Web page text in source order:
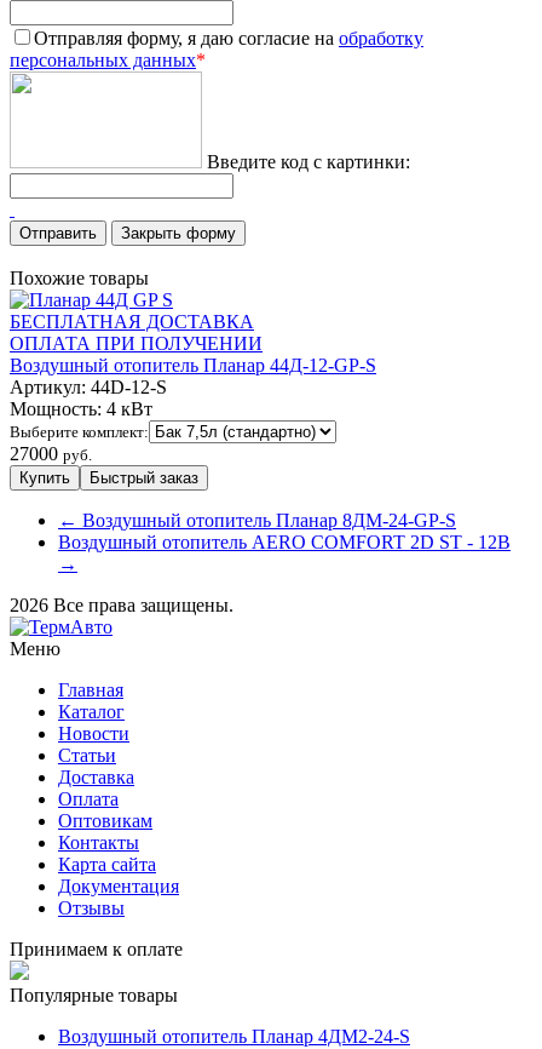
Отправляя форму, я даю согласие на обработку
персональных данных*
Введите код с картинки:
Закрыть форму
Похожие товары
БЕСПЛАТНАЯ ДОСТАВКА
ОПЛАТА ПРИ ПОЛУЧЕНИИ
Воздушный отопитель Планар 44Д-12-GP-S
Артикул: 44D-12-S
Мощность: 4 кВт
Выберите комплект:
27000 руб.
← Воздушный отопитель Планар 8ДМ-24-GP-S
Воздушный отопитель AERO COMFORT 2D ST - 12В
→
2026 Все права защищены.
Меню
Главная
Каталог
Новости
Статьи
Доставка
Оплата
Оптовикам
Контакты
Карта сайта
Документация
Отзывы
Принимаем к оплате
Популярные товары
Воздушный отопитель Планар 4ДМ2-24-S